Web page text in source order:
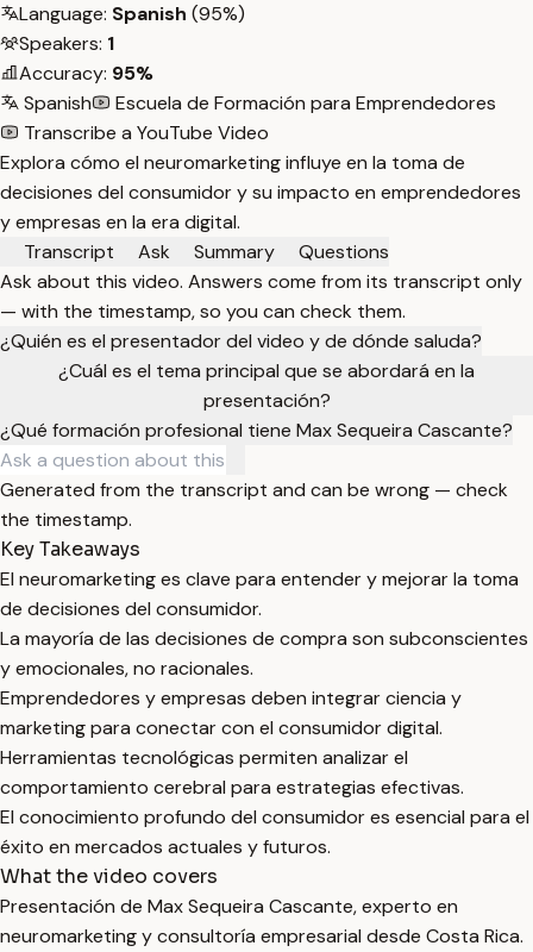
Language: Spanish (95%)
Speakers: 1
Accuracy: 95%
Spanish
Escuela de Formación para Emprendedores
Transcribe a YouTube Video
Explora cómo el neuromarketing influye en la toma de
decisiones del consumidor y su impacto en emprendedores
y empresas en la era digital.
Transcript
Ask Summary
Questions
Ask about this video. Answers come from its transcript only
— with the timestamp, so you can check them.
¿Quién es el presentador del video y de dónde saluda?
¿Cuál es el tema principal que se abordará en la
presentación?
¿Qué formación profesional tiene Max Sequeira Cascante?
Generated from the transcript and can be wrong — check
the timestamp.
Key Takeaways
El neuromarketing es clave para entender y mejorar la toma
de decisiones del consumidor.
La mayoría de las decisiones de compra son subconscientes
y emocionales, no racionales.
Emprendedores y empresas deben integrar ciencia y
marketing para conectar con el consumidor digital.
Herramientas tecnológicas permiten analizar el
comportamiento cerebral para estrategias efectivas.
El conocimiento profundo del consumidor es esencial para el
éxito en mercados actuales y futuros.
What the video covers
Presentación de Max Sequeira Cascante, experto en
neuromarketing y consultoría empresarial desde Costa Rica.